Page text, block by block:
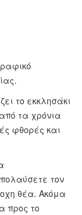
το εκκλησάκι
τα χρόνια
φθορές και
τον
θέα. Ακόμα
προς το